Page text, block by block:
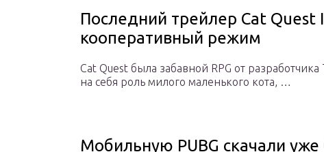
Последний трейлер Cat Quest
кооперативный режим
Cat Quest была забавной RPG от
на себя роль милого маленького кота, …
Мобильную PUBG скачали